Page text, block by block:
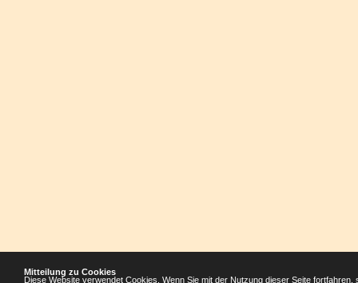
Mitteilung zu Cookies
Diese Website verwendet Cookies. Wenn Sie mit der Nutzung dieser Seite